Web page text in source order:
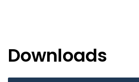
Downloads